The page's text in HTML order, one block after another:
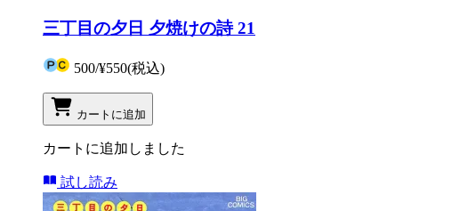
三丁目の夕日 夕焼けの詩 21
500/¥550(税込)
カートに追加
カートに追加しました
試し読み